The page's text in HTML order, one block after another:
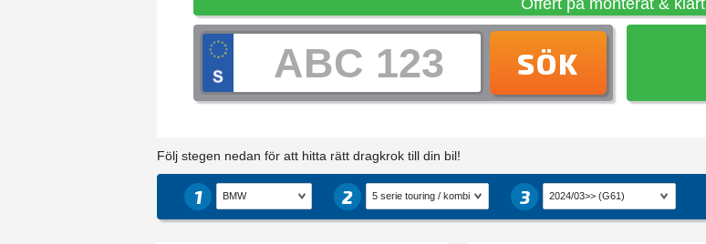
Offert på monterat & klart
SÖK
Följ stegen nedan för att hitta rätt dragkrok till din bil!
1 2 3